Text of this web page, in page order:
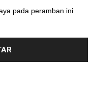
pada peramban ini